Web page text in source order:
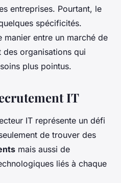
entreprises. Pourtant, le
spécificités.
entre un marché de
des organisations qui
plus pointus.
IT
IT représente un défi
de trouver des
mais aussi de
liés à chaque